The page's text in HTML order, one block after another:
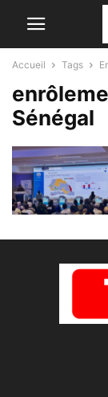
Accueil Tags
Sénégal